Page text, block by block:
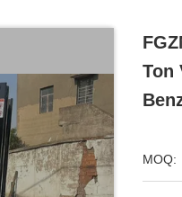
Ton
MOQ: